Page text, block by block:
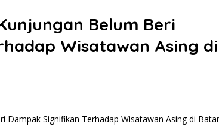
Belum Beri
Wisatawan Asing di